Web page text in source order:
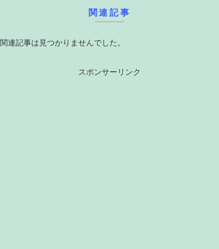
関連記事
関連記事は見つかりませんでした。
スポンサーリンク